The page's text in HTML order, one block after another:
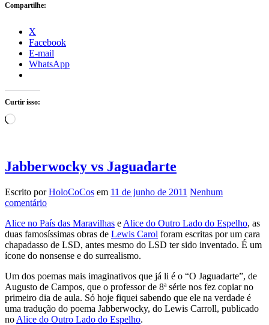
Compartilhe:
X
Facebook
E-mail
WhatsApp
Curtir isso:
Carregando...
Jabberwocky vs Jaguadarte
Escrito porHoloCoCos em 11 de junho de 2011 Nenhum
comentário
Alice no País das Maravilhas e Alice do Outro Lado do Espelho, as
duas famosíssimas obras de Lewis Carol foram escritas por um cara
chapadasso de LSD, antes mesmo do LSD ter sido inventado. É um
ícone do nonsense e do surrealismo.
Um dos poemas mais imaginativos que já li é o “O Jaguadarte”, de
Augusto de Campos, que o professor de 8ª série nos fez copiar no
primeiro dia de aula. Só hoje fiquei sabendo que ele na verdade é
uma tradução do poema Jabberwocky, do Lewis Carroll, publicado
no Alice do Outro Lado do Espelho.